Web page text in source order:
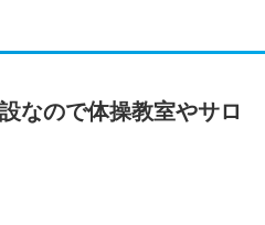
なので体操教室やサロ